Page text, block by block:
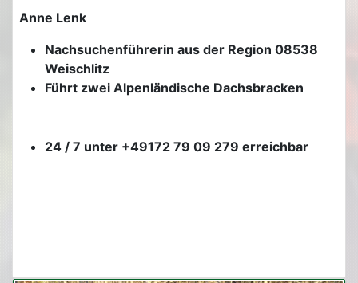
Anne Lenk
Nachsuchenführerin aus der Region 08538
Weischlitz
Führt zwei Alpenländische Dachsbracken
24 / 7 unter +49172 79 09 279 erreichbar